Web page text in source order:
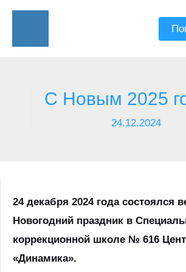
Перейти
содержимому
С Новым 2025
24.12.2024
24 декабря 2024 года состоялся
Новогодний праздник в
коррекционной школе № 616
«Динамика».